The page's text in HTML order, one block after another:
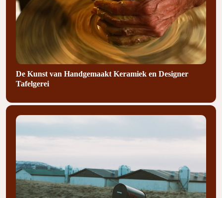
De Kunst van Handgemaakt Keramiek en Designer
Tafelgerei